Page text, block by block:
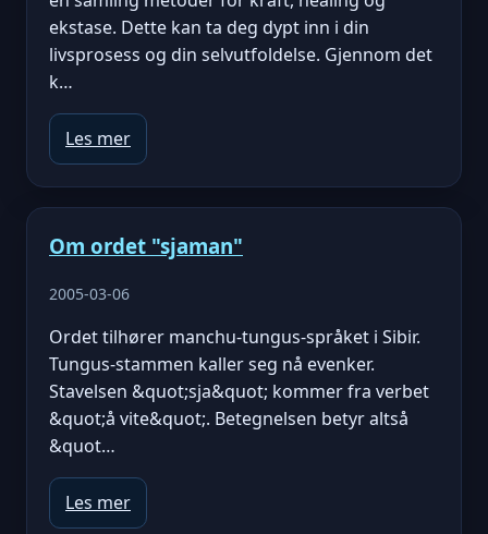
ekstase. Dette kan ta deg dypt inn i din
livsprosess og din selvutfoldelse. Gjennom det
k…
Les mer
Om ordet "sjaman"
2005-03-06
Ordet tilhører manchu-tungus-språket i Sibir.
Tungus-stammen kaller seg nå evenker.
Stavelsen &quot;sja&quot; kommer fra verbet
&quot;å vite&quot;. Betegnelsen betyr altså
&quot…
Les mer